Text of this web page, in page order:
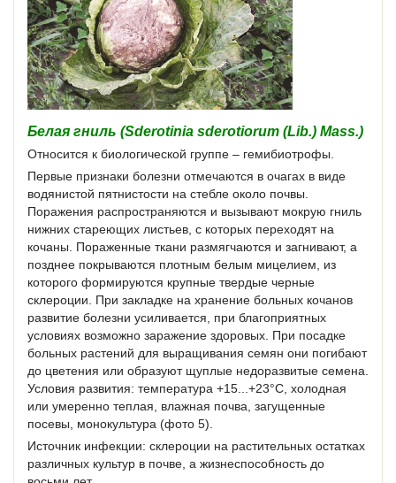
Белая гниль (Sderotinia sderotiorum (Lib.) Mass.)
Относится к биологической группе – гемибиотрофы.
Первые признаки болезни отмечаются в очагах в виде
водянистой пятнистости на стебле около почвы.
Поражения распространяются и вызывают мокрую гниль
нижних стареющих листьев, с которых переходят на
кочаны. Пораженные ткани размягчаются и загнивают, а
позднее покрываются плотным белым мицелием, из
которого формируются крупные твердые черные
склероции. При закладке на хранение больных кочанов
развитие болезни усиливается, при благоприятных
условиях возможно заражение здоровых. При посадке
больных растений для выращивания семян они погибают
до цветения или образуют щуплые недоразвитые семена.
Условия развития: температура +15...+23°С, холодная
или умеренно теплая, влажная почва, загущенные
посевы, монокультура (фото 5).
Источник инфекции: склероции на растительных остатках
различных культур в почве, а жизнеспособность до